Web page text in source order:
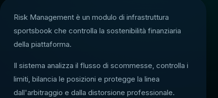
Risk Management è un modulo di infrastruttura
sportsbook che controlla la sostenibilità finanziaria
della piattaforma.
Il sistema analizza il flusso di scommesse, controlla i
limiti, bilancia le posizioni e protegge la linea
dall'arbitraggio e dalla distorsione professionale.